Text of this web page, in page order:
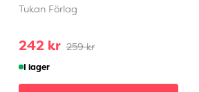
Tukan Förlag
242 kr 259 kr
I lager